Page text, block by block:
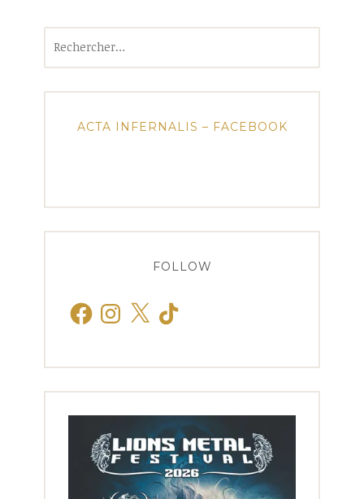
ACTA INFERNALIS – FACEBOOK
FOLLOW
FacebookInstagram
X TikTok